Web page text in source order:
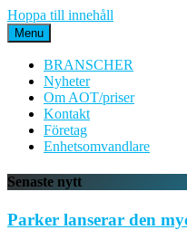
Hoppa till innehåll
Menu
BRANSCHER
Nyheter
Om AOT/priser
Kontakt
Företag
Enhetsomvandlare
Senaste nytt
Parker lanserar den